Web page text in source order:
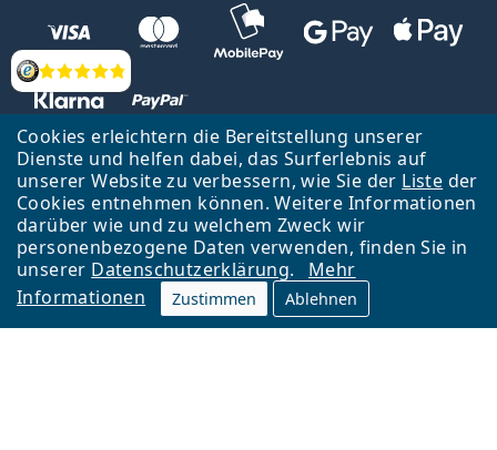
Cookies erleichtern die Bereitstellung unserer
Dienste und helfen dabei, das Surferlebnis auf
unserer Website zu verbessern, wie Sie der Liste der
Cookies entnehmen können. Weitere Informationen
darüber wie und zu welchem Zweck wir
personenbezogene Daten verwenden, finden Sie in
unserer Datenschutzerklärung.
Mehr
Informationen
Zustimmen Ablehnen
Bewertung
Zurück zur Hauptseite
Nach oben
Lentiamo s.r.o., Tschechien ist Eigentümer und Betreiber des Online-
Shops Lentiamo.de
Seit 18 Jahren sind wir für Sie da.